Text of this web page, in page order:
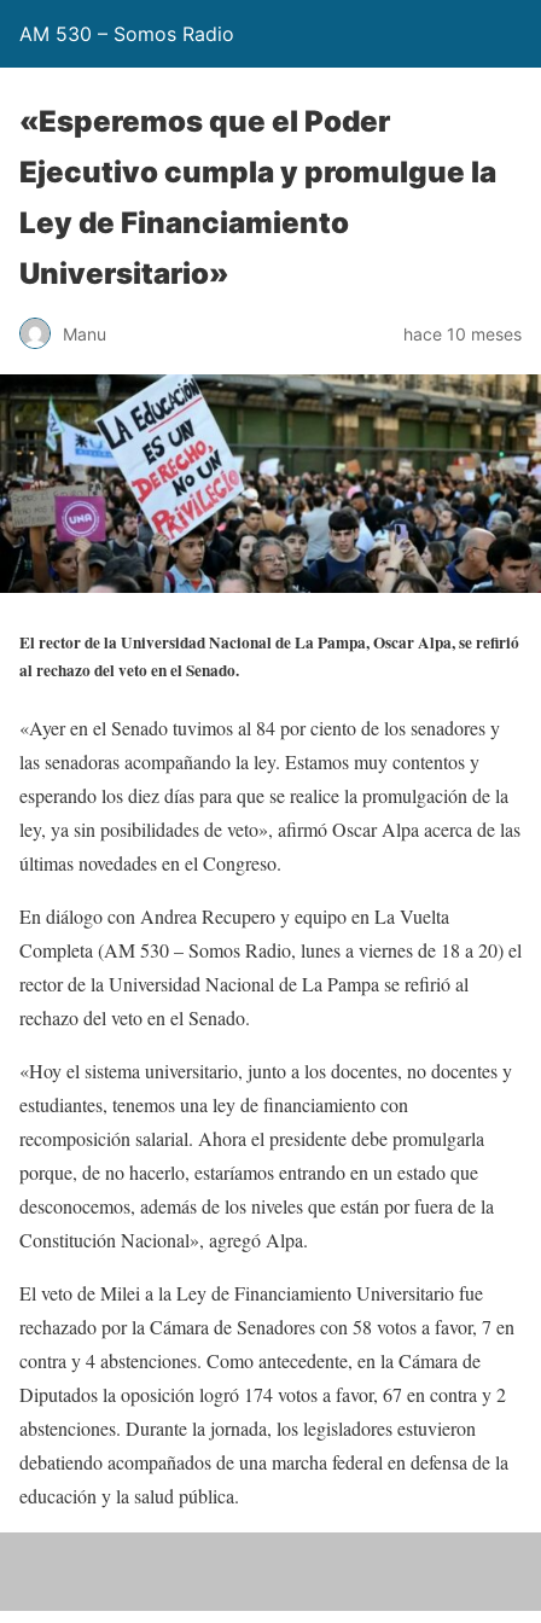
AM 530 – Somos Radio
«Esperemos que el Poder
Ejecutivo cumpla y promulgue la
Ley de Financiamiento
Universitario»
Manu hace 10 meses
El rector de la Universidad Nacional de La Pampa, Oscar Alpa, se refirió
al rechazo del veto en el Senado.
«Ayer en el Senado tuvimos al 84 por ciento de los senadores y
las senadoras acompañando la ley. Estamos muy contentos y
esperando los diez días para que se realice la promulgación de la
ley, ya sin posibilidades de veto», afirmó Oscar Alpa acerca de las
últimas novedades en el Congreso.
En diálogo con Andrea Recupero y equipo en La Vuelta
Completa (AM 530 – Somos Radio, lunes a viernes de 18 a 20) el
rector de la Universidad Nacional de La Pampa se refirió al
rechazo del veto en el Senado.
«Hoy el sistema universitario, junto a los docentes, no docentes y
estudiantes, tenemos una ley de financiamiento con
recomposición salarial. Ahora el presidente debe promulgarla
porque, de no hacerlo, estaríamos entrando en un estado que
desconocemos, además de los niveles que están por fuera de la
Constitución Nacional», agregó Alpa.
El veto de Milei a la Ley de Financiamiento Universitario fue
rechazado por la Cámara de Senadores con 58 votos a favor, 7 en
contra y 4 abstenciones. Como antecedente, en la Cámara de
Diputados la oposición logró 174 votos a favor, 67 en contra y 2
abstenciones. Durante la jornada, los legisladores estuvieron
debatiendo acompañados de una marcha federal en defensa de la
educación y la salud pública.